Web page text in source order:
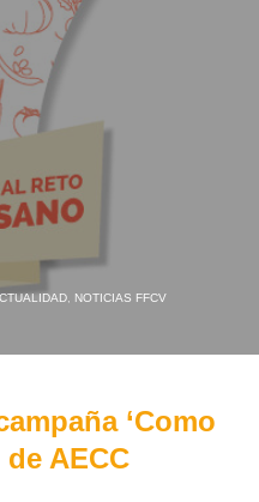
, NOTICIAS FFCV
‘Como
AECC